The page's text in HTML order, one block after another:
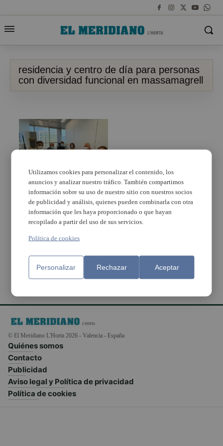
residencia y centro de día para personas
con diversidad funcional en massamagrell
Massamagrell presenta
a la Conselleria el
estudio previo de su
residencia y centro de
día para personas con
diversidad funcional
© El Meridiano L'Horta 2026 - Valencia - España
Quiénes somos
Contacto
Publicidad
Aviso legal y Política de privacidad
Política de cookies
Utilizamos cookies para personalizar el contenido, los
anuncios y analizar nuestro tráfico. También compartimos
información sobre su uso de nuestro sitio con nuestros socios
de publicidad y análisis, quienes pueden combinarla con otra
información que les haya proporcionado o que hayan
recopilado a partir del uso de sus servicios.
Política de cookies
Personalizar Rechazar Aceptar